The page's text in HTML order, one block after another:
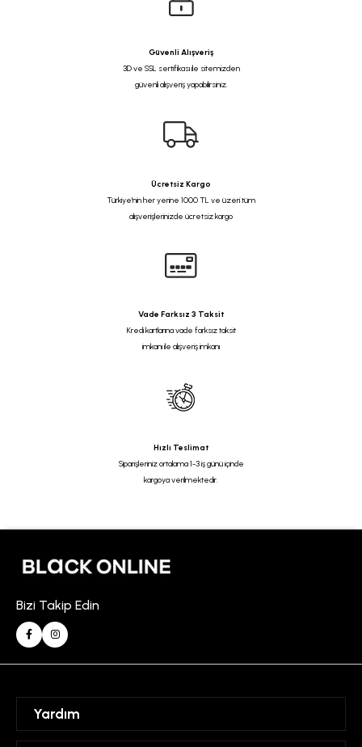
Güvenli Alışveriş
3D ve SSL sertifikası ile sitemizden
güvenli alışveriş yapabilirsiniz.
Ücretsiz Kargo
Türkiye'nin her yerine 1000 TL ve üzeri tüm
alışverişlerinizde ücretsiz kargo
Vade Farksız 3 Taksit
Kredi kartlarına vade farksız taksit
imkanı ile alışveriş imkanı
Hızlı Teslimat
Siparişleriniz ortalama 1-3 iş günü içinde
kargoya verilmektedir.
Bizi Takip Edin
Yardım